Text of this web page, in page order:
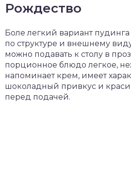
Рождество
Боле легкий вариант
по структуре и внешнему
можно подавать к столу в
порционное блюдо легкое,
напоминает крем, имеет
шоколадный привкус и
перед подачей.